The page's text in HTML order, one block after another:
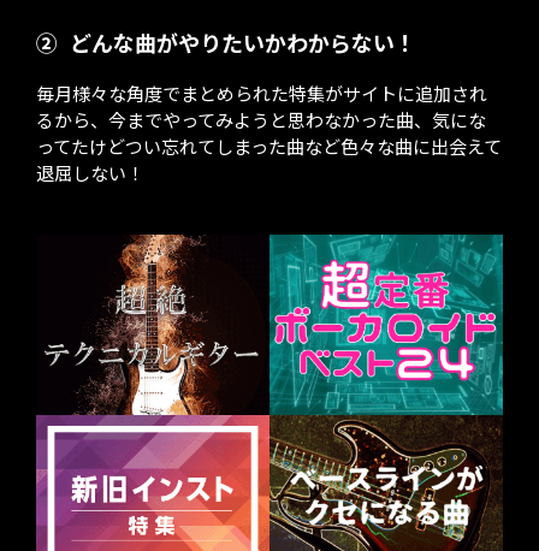
② どんな曲がやりたいかわからない！
毎月様々な角度でまとめられた特集がサイトに追加され
るから、今までやってみようと思わなかった曲、気にな
ってたけどつい忘れてしまった曲など色々な曲に出会えて
退屈しない！